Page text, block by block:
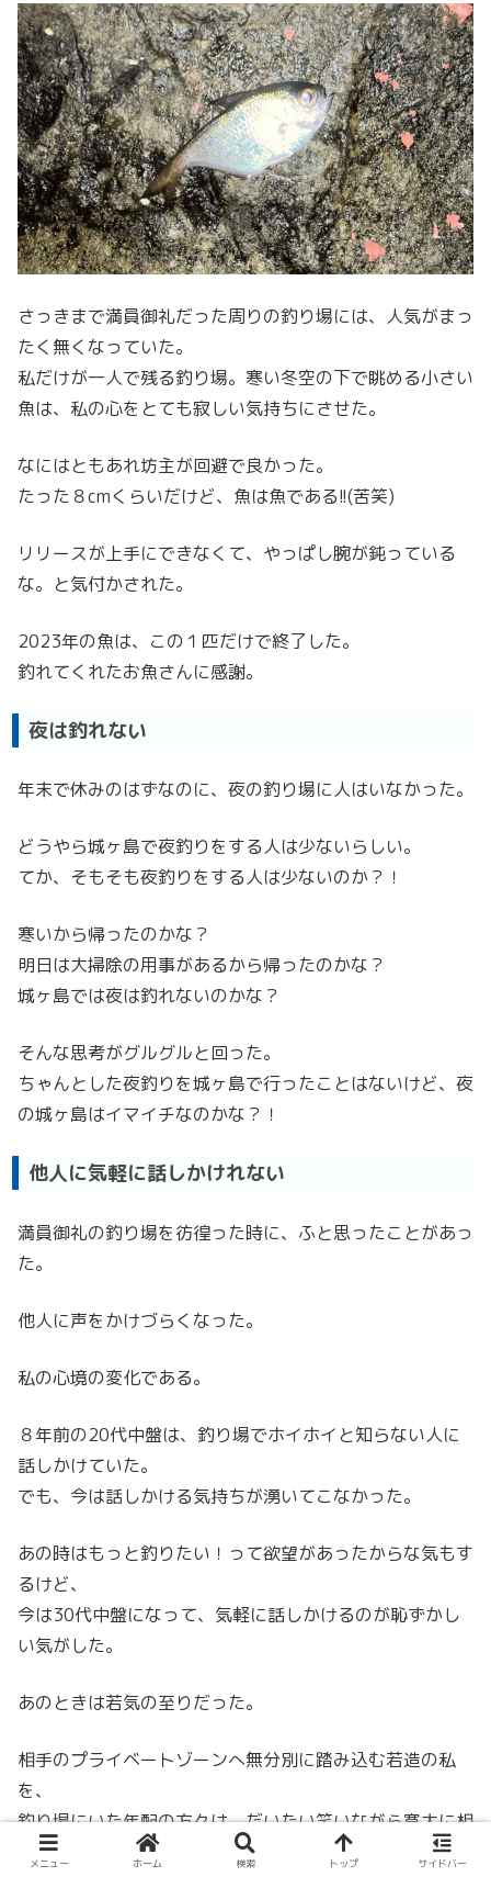
さっきまで満員御礼だった周りの釣り場には、人気がまっ
たく無くなっていた。
私だけが一人で残る釣り場。寒い冬空の下で眺める小さい
魚は、私の心をとても寂しい気持ちにさせた。
なにはともあれ坊主が回避で良かった。
たった８cmくらいだけど、魚は魚である!!(苦笑)
リリースが上手にできなくて、やっぱし腕が鈍っている
な。と気付かされた。
2023年の魚は、この１匹だけで終了した。
釣れてくれたお魚さんに感謝。
夜は釣れない
年末で休みのはずなのに、夜の釣り場に人はいなかった。
どうやら城ヶ島で夜釣りをする人は少ないらしい。
てか、そもそも夜釣りをする人は少ないのか？！
寒いから帰ったのかな？
明日は大掃除の用事があるから帰ったのかな？
城ヶ島では夜は釣れないのかな？
そんな思考がグルグルと回った。
ちゃんとした夜釣りを城ヶ島で行ったことはないけど、夜
の城ヶ島はイマイチなのかな？！
他人に気軽に話しかけれない
満員御礼の釣り場を彷徨った時に、ふと思ったことがあっ
た。
他人に声をかけづらくなった。
私の心境の変化である。
８年前の20代中盤は、釣り場でホイホイと知らない人に
話しかけていた。
でも、今は話しかける気持ちが湧いてこなかった。
あの時はもっと釣りたい！って欲望があったからな気もす
るけど、
今は30代中盤になって、気軽に話しかけるのが恥ずかし
い気がした。
あのときは若気の至りだった。
相手のプライベートゾーンへ無分別に踏み込む若造の私
を、
釣り場にいた年配の方々は、だいたい笑いながら寛大に相
手をしてくれた。
メニュー ホーム 検索 トップ サイドバー